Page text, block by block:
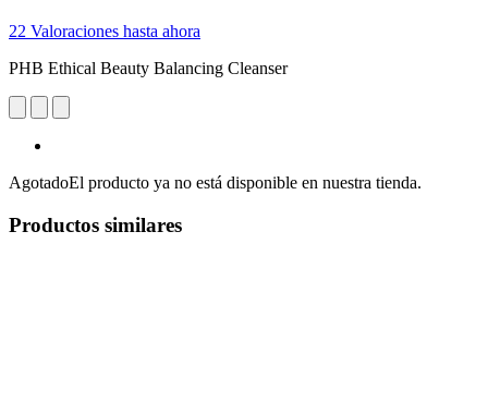
22 Valoraciones hasta ahora
PHB Ethical Beauty Balancing Cleanser
AgotadoEl producto ya no está disponible en nuestra tienda.
Productos similares